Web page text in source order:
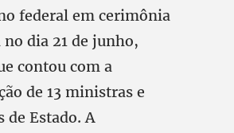
federal em cerimônia
dia 21 de junho,
contou com a
de 13 ministras e
Estado. A